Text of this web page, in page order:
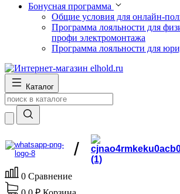
Бонусная программа
Общие условия для онлайн-
Программа лояльности для
профи электромонтажа
Программа лояльности для
Каталог
/
0 Сравнение